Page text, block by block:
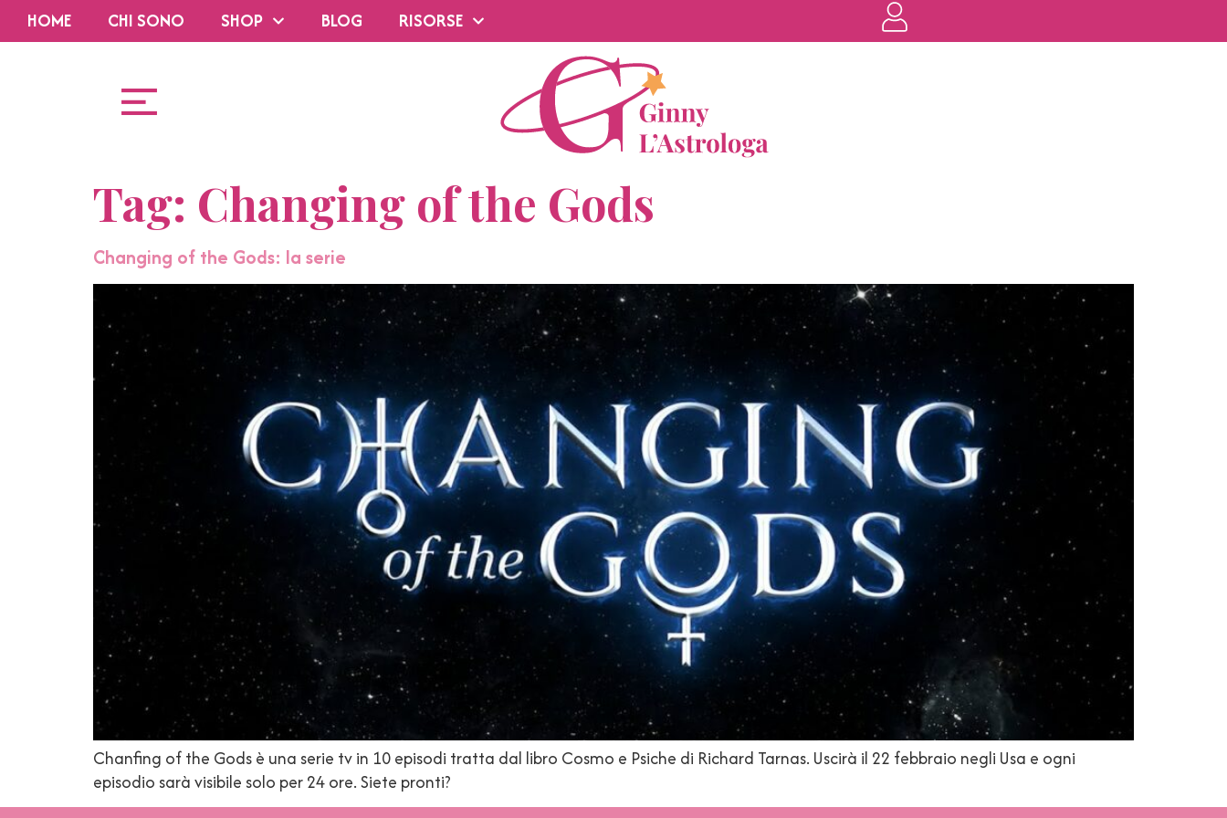
HOME CHI SONO SHOP BLOG RISORSE
Tag: Changing of the Gods
Changing of the Gods: la serie
Chanfing of the Gods è una serie tv in 10 episodi tratta dal libro Cosmo e Psiche di Richard Tarnas. Uscirà il 22 febbraio negli Usa e ogni
episodio sarà visibile solo per 24 ore. Siete pronti?